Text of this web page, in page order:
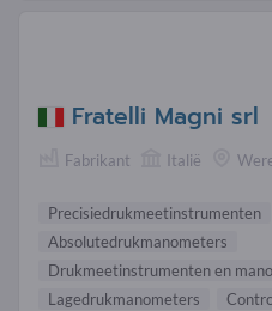
Fratelli Magni srl
Fabrikant Italië
Precisiedrukmeetinstrumenten
Absolutedrukmanometers
Drukmeetinstrumenten en
Lagedrukmanometers